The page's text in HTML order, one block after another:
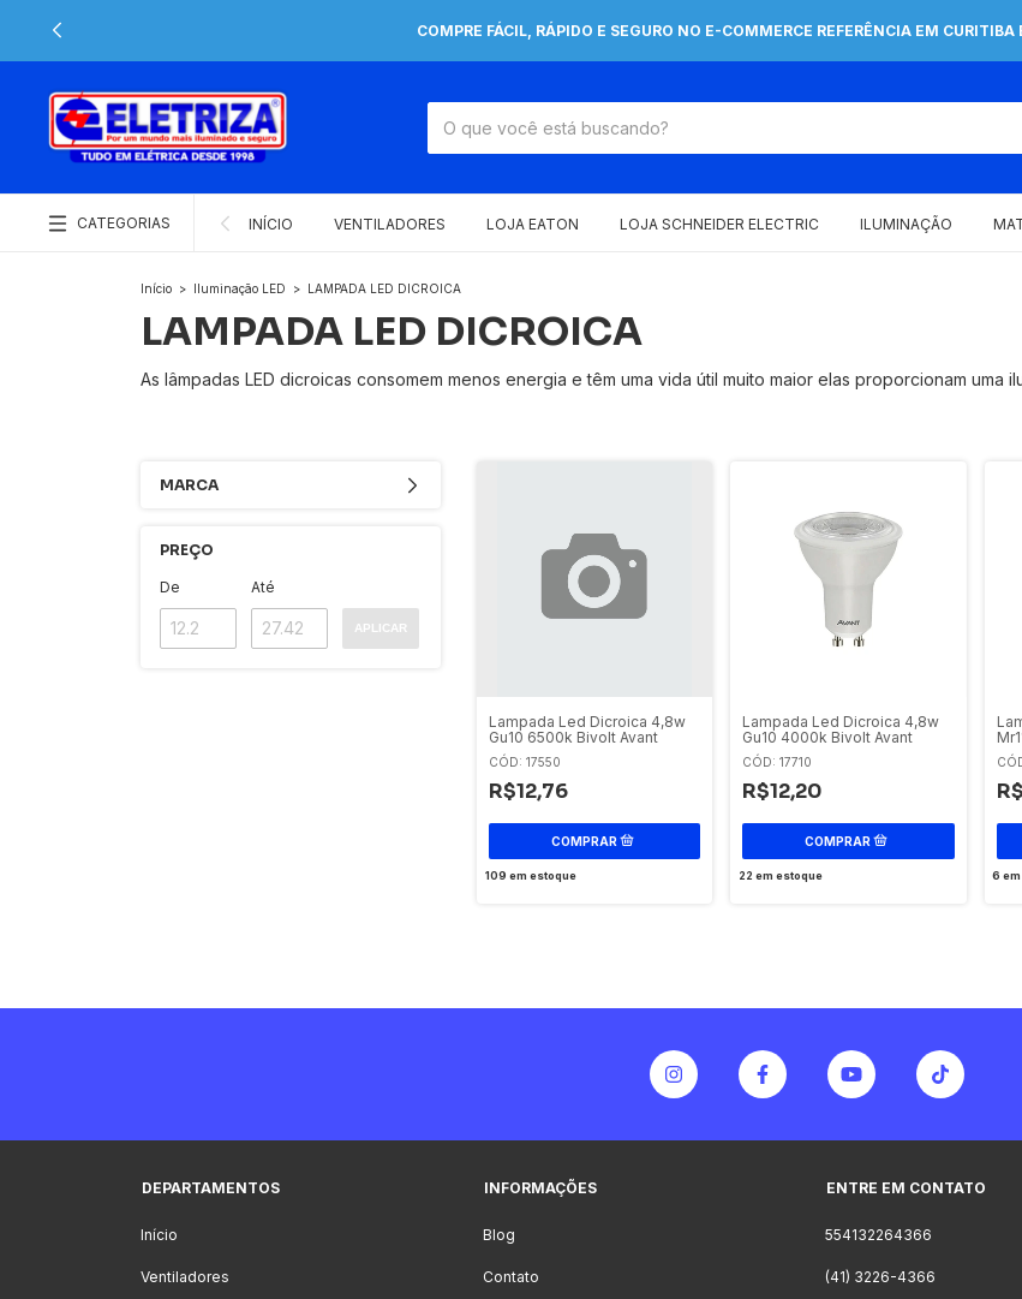
COMPRE FÁCIL, RÁPIDO E SEGURO NO E-COMMERCE REFERÊNCIA EM CURITIBA
CATEGORIAS INÍCIO VENTILADORES LOJA EATON LOJA SCHNEIDER ELECTRIC ILUMINAÇÃO
Início > Iluminação LED > LAMPADA LED DICROICA
LAMPADA LED DICROICA
As lâmpadas LED dicroicas consomem menos energia e têm uma vida útil muito maior elas proporcionam uma
MARCA
PREÇO
De Até
APLICAR
Lampada Led Dicroica 4,8w
Gu10 6500k Bivolt Avant
CÓD: 17550
R$12,76
109 em estoque
Lampada Led Dicroica 4,8w
Gu10 4000k Bivolt Avant
CÓD: 17710
R$12,20
22 em estoque
Jng
6
DEPARTAMENTOS
Início
Ventiladores
INFORMAÇÕES
Blog
Contato
ENTRE EM CONTATO
554132264366
(41) 3226-4366